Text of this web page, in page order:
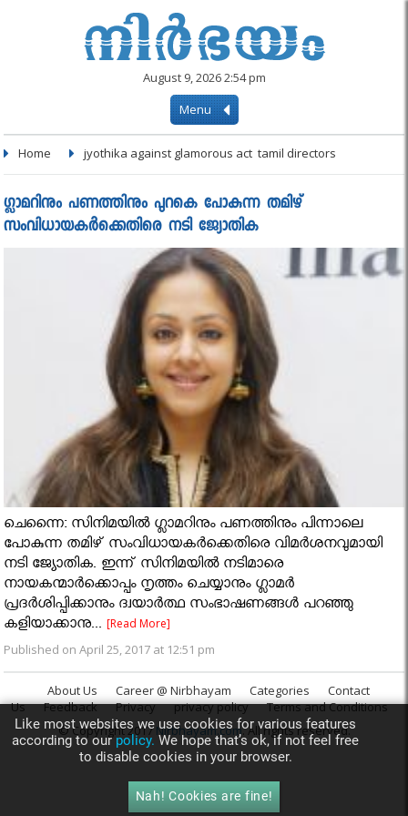
August 9, 2026 2:54 pm
Menu
Home jyothika against glamorous act tamil directors
ഗ്ലാമറിനും പണത്തിനും പുറകെ പോകുന്ന തമിഴ്
സംവിധായകര്‍ക്കെതിരെ നടി ജ്യോതിക
ചെന്നൈ: സിനിമയില്‍ ഗ്ലാമറിനും പണത്തിനും പിന്നാലെ
പോകുന്ന തമിഴ് സംവിധായകര്‍ക്കെതിരെ വിമര്‍ശനവുമായി
നടി ജ്യോതിക. ഇന്ന് സിനിമയില്‍ നടിമാരെ
നായകന്മാര്‍ക്കൊപ്പം നൃത്തം ചെയ്യാനും ഗ്ലാമര്‍
പ്രദര്‍ശിപ്പിക്കാനും ദ്വയാര്‍ത്ഥ സംഭാഷണങ്ങള്‍ പറഞ്ഞു
കളിയാക്കാനു...[Read More]
Published on April 25, 2017 at 12:51 pm
About Us Career @ Nirbhayam Categories
Contact
Us
Feedback Privacy privacy policy
Terms and Conditions
© Copyright 2017Nirbhayam.com. All rights reserved.
Like most websites we use cookies for various features
according to ourpolicy.We hope that’s ok, if not feel free
to disable cookies in your browser.
Nah! Cookies are fine!